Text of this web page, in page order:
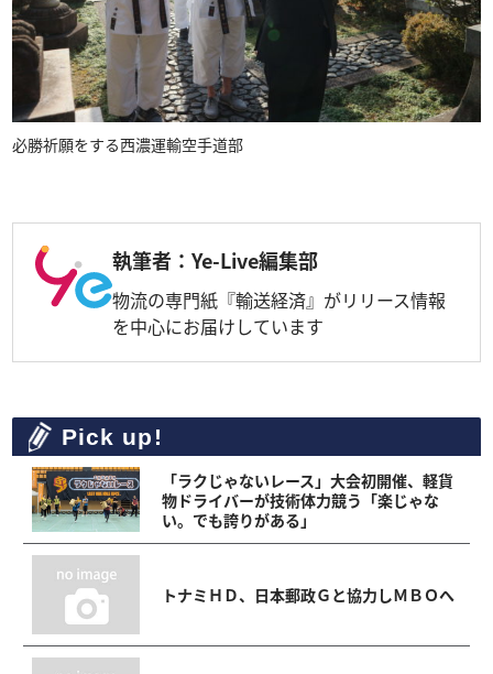
必勝祈願をする西濃運輸空手道部
執筆者：Ye-Live編集部
物流の専門紙『輸送経済』がリリース情報
を中心にお届けしています
Pick up!
「ラクじゃないレース」大会初開催、軽貨
物ドライバーが技術体力競う「楽じゃな
い。でも誇りがある」
トナミＨＤ、日本郵政Ｇと協力しＭＢＯへ